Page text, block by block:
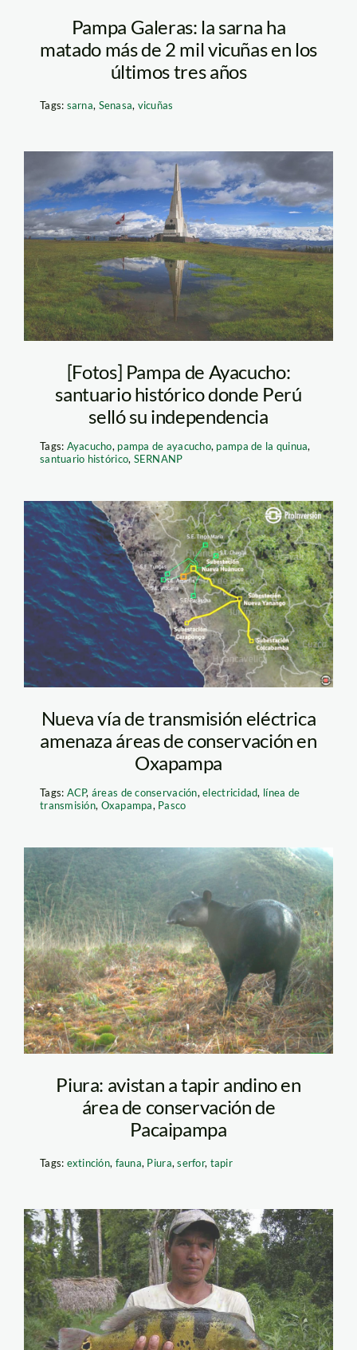
Pampa Galeras: la sarna ha
matado más de 2 mil vicuñas en los
últimos tres años
Tags: sarna, Senasa, vicuñas
edgar-asencios-
revista rumbos-
990×607
[Fotos] Pampa de Ayacucho:
santuario histórico donde Perú
selló su independencia
Tags: Ayacucho, pampa de ayacucho, pampa de la quinua,
santuario histórico, SERNANP
nueva-yanango—
nueva-huenuco—
linea-de-transmision
Nueva vía de transmisión eléctrica
amenaza áreas de conservación en
Oxapampa
Tags: ACP, áreas de conservación,electricidad, línea de
transmisión, Oxapampa, Pasco
tapir-andino—sbc-
peru
Piura: avistan a tapir andino en
área de conservación de
Pacaipampa
Tags: extinción, fauna, Piura,serfor, tapir
Pesca sostenible
Oxapampa